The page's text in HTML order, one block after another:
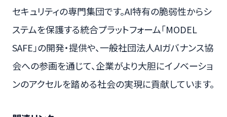
セキュリティの専門集団です。AI特有の脆弱性からシ
ステムを保護する統合プラットフォーム「MODEL
SAFE」の開発・提供や、一般社団法人AIガバナンス協
会への参画を通じて、企業がより大胆にイノベーショ
ンのアクセルを踏める社会の実現に貢献しています。